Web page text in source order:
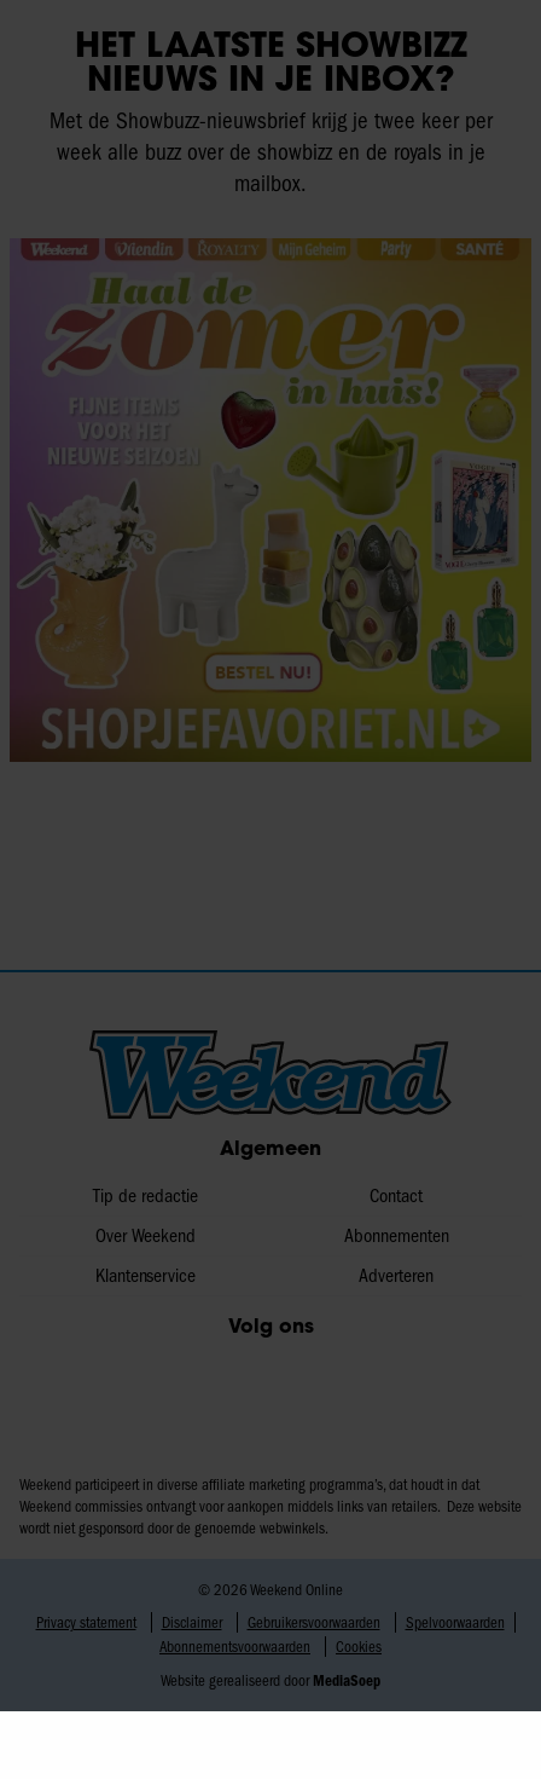
HET LAATSTE SHOWBIZZ
NIEUWS IN JE INBOX?
Met de Showbuzz-nieuwsbrief krijg je twee keer per
week alle buzz over de showbizz en de royals in je
mailbox.
Algemeen
Tip de redactie
Over Weekend
Klantenservice
Contact
Abonnementen
Adverteren
Volg ons
Weekend participeert in diverse affiliate marketing programma’s, dat houdt in dat
Weekend commissies ontvangt voor aankopen middels links van retailers. Deze website
wordt niet gesponsord door de genoemde webwinkels.
© 2026 Weekend Online
Privacy statement
Disclaimer Gebruikersvoorwaarden
Spelvoorwaarden
Abonnementsvoorwaarden
Cookies
Website gerealiseerd door MediaSoep